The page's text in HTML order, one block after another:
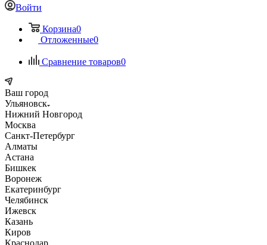
Войти
Корзина0
Отложенные0
Сравнение товаров0
Ваш город
Ульяновск
Нижний Новгород
Москва
Санкт-Петербург
Алматы
Астана
Бишкек
Воронеж
Екатеринбург
Челябинск
Ижевск
Казань
Киров
Краснодар